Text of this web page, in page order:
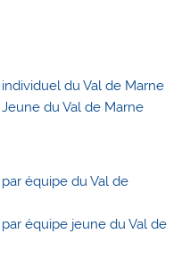
du Val de Marne
du Val de Marne
équipe du Val de
équipe jeune du Val de